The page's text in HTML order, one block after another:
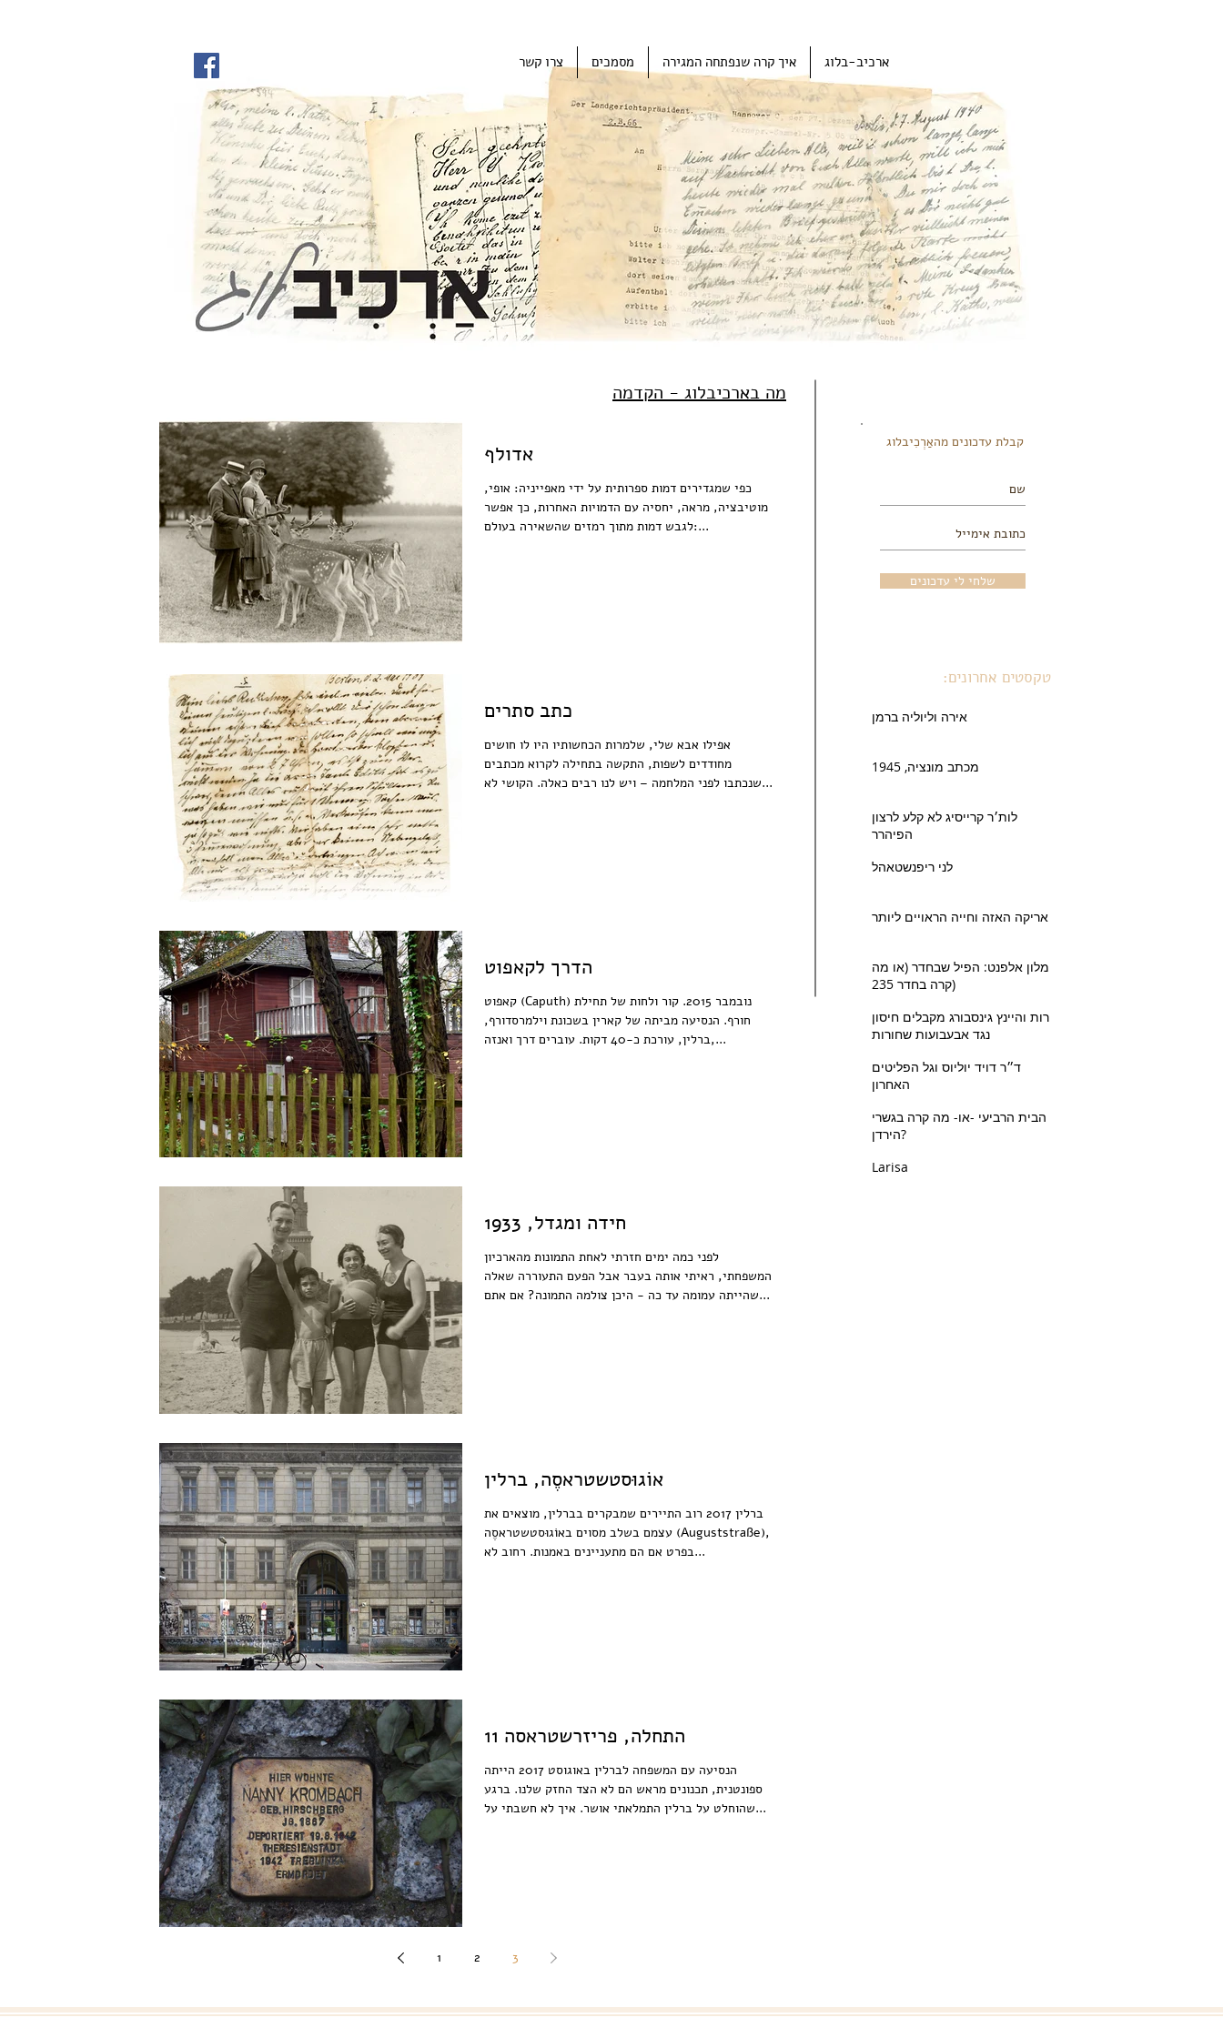
צרו קשר מסמכים איך קרה שנפתחה המגירה ארכיב-בלוג
מה בארכיבלוג - הקדמה
אדולף
כפי שמגדירים דמות ספרותית על ידי מאפייניה: אופי,
מוטיבציה, מראה, יחסיה עם הדמויות האחרות, כך אפשר
לגבש דמות מתוך רמזים שהשאירה בעולם:...
כתב סתרים
אפילו אבא שלי, שלמרות הכחשותיו היו לו חושים
מחודדים לשפות, התקשה בתחילה לקרוא מכתבים
שנכתבו לפני המלחמה – ויש לנו רבים כאלה. הקושי לא...
הדרך לקאפוט
קאפוט (Caputh) נובמבר 2015. קור ולחות של תחילת
חורף. הנסיעה מביתה של קארין בשכונת וילמרסדורף,
ברלין, עורכת כ-40 דקות. עוברים דרך ואנזה,...
חידה ומגדל, 1933
לפני כמה ימים חזרתי לאחת התמונות מהארכיון
המשפחתי, ראיתי אותה בעבר אבל הפעם התעוררה שאלה
שהייתה עמומה עד כה - היכן צולמה התמונה? אם אתם...
אוֹגוּסטשטראסֶה, ברלין
ברלין 2017 רוב התיירים שמבקרים בברלין, מוצאים את
עצמם בשלב מסוים באוֹגוּסטשטראסֶה (Auguststraße),
בפרט אם הם מתעניינים באמנות. רחוב לא...
התחלה, פריזרשטראסה 11
הנסיעה עם המשפחה לברלין באוגוסט 2017 הייתה
ספונטנית, תכנונים מראש הם לא הצד החזק שלנו. ברגע
שהוחלט על ברלין התמלאתי אושר. איך לא חשבתי על...
1 2 3
קבלת עדכונים מהאַרְכִיבלוג
שלחי לי עדכונים
אירה וליוליה ברמן
מכתב מונציה, 1945
לות׳ר קרייסיג לא קלע לרצון
הפיהרר
לני ריפנשטאהל
אריקה האזה וחייה הראויים ליותר
מלון אלפנט: הפיל שבחדר (או מה
קרה בחדר 235)
רות והיינץ גינסבורג מקבלים חיסון
נגד אבעבועות שחורות
ד״ר דויד יוליוס וגל הפליטים
האחרון
הבית הרביעי -או- מה קרה בגשרי
הירדן?
Larisa
טקסטים אחרונים: